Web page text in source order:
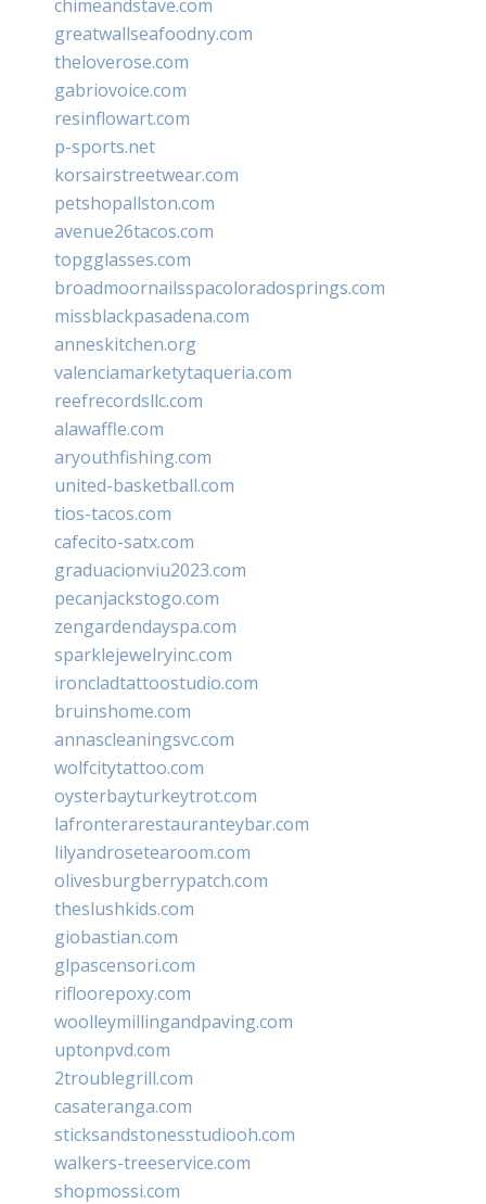
chimeandstave.com
greatwallseafoodny.com
theloverose.com
gabriovoice.com
resinflowart.com
p-sports.net
korsairstreetwear.com
petshopallston.com
avenue26tacos.com
topgglasses.com
broadmoornailsspacoloradosprings.com
missblackpasadena.com
anneskitchen.org
valenciamarketytaqueria.com
reefrecordsllc.com
alawaffle.com
aryouthfishing.com
united-basketball.com
tios-tacos.com
cafecito-satx.com
graduacionviu2023.com
pecanjackstogo.com
zengardendayspa.com
sparklejewelryinc.com
ironcladtattoostudio.com
bruinshome.com
annascleaningsvc.com
wolfcitytattoo.com
oysterbayturkeytrot.com
lafronterarestauranteybar.com
lilyandrosetearoom.com
olivesburgberrypatch.com
theslushkids.com
giobastian.com
glpascensori.com
rifloorepoxy.com
woolleymillingandpaving.com
uptonpvd.com
2troublegrill.com
casateranga.com
sticksandstonesstudiooh.com
walkers-treeservice.com
shopmossi.com